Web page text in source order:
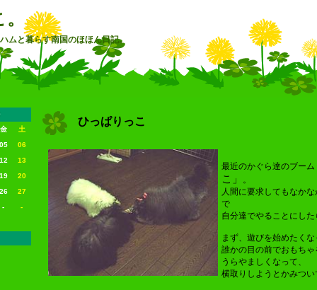
。
ムと暮らす南国のほほん日記。
金
土
05
06
12
13
19
20
26
27
- -
ひっぱりっこ
最近のかぐら達のブーム
こ」
。
人間に要求してもなか
で
自分達でやることにした
まず、遊びを始めたくな
誰かの目の前でおもちゃ
うらやましくなって、
横取りしようとかみつい